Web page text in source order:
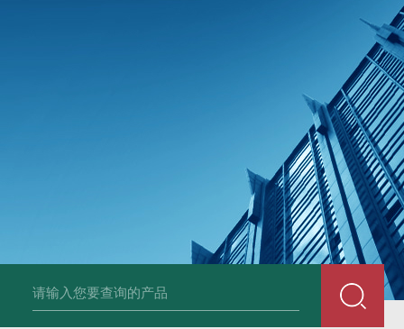
PAV320-1.3 （with LAN）KIKUSUI菊水直流电源-故障快